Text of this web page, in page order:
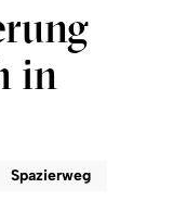
in
Spazierweg